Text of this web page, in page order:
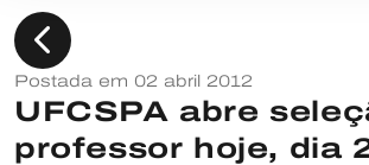
chevron_left
Postada em 02 abril 2012
UFCSPA abre
professor hoje, dia